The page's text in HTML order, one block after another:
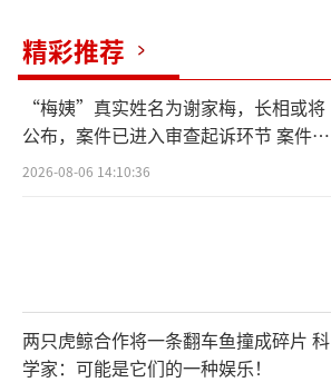
精彩推荐
“梅姨”真实姓名为谢家梅，长相或将
公布，案件已进入审查起诉环节 案件迎
来新进展
2026-08-06 14:10:36
两只虎鲸合作将一条翻车鱼撞成碎片 科
学家：可能是它们的一种娱乐！